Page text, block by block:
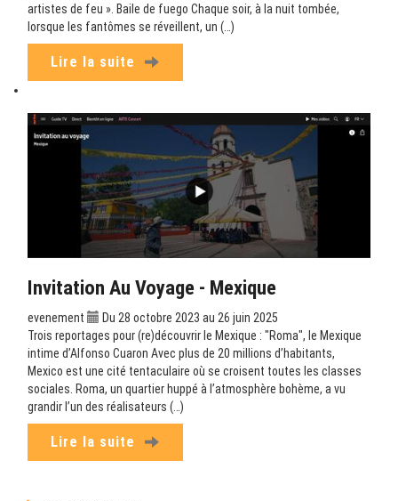
artistes de feu ». Baile de fuego Chaque soir, à la nuit tombée,
lorsque les fantômes se réveillent, un (…)
Lire la suite
Invitation Au Voyage - Mexique
evenement
Du 28 octobre 2023 au 26 juin 2025
Trois reportages pour (re)découvrir le Mexique : "Roma", le Mexique
intime d’Alfonso Cuaron Avec plus de 20 millions d’habitants,
Mexico est une cité tentaculaire où se croisent toutes les classes
sociales. Roma, un quartier huppé à l’atmosphère bohème, a vu
grandir l’un des réalisateurs (…)
Lire la suite